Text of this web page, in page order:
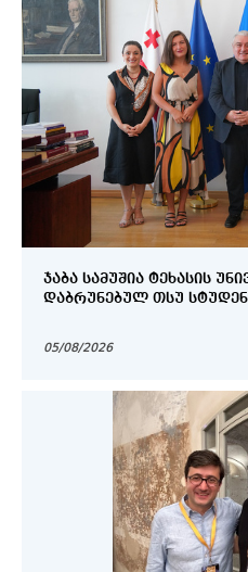
ᲯᲐᲑᲐ ᲡᲐᲛᲣᲨᲘᲐ ᲢᲔᲮᲐᲡᲘᲡ
ᲓᲐᲑᲠᲣᲜᲔᲑᲣᲚ ᲗᲡᲣ
05/08/2026